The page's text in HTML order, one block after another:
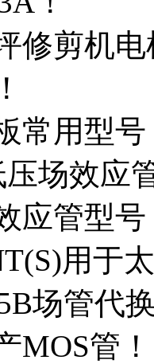
修剪机电
常用型号
压场效应
应管型
用于
场管代
MOS管！